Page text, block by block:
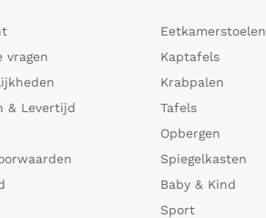
vragen
& Levertijd
Eetkamerstoelen
Kaptafels
Krabpalen
Tafels
Opbergen
Spiegelkasten
Baby & Kind
Sport